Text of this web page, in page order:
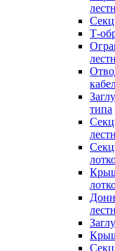
Т-
типа